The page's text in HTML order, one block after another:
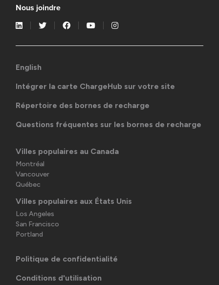
Nous joindre
English
Intégrer la carte ChargeHub sur votre site
Répertoire des bornes de recharge
Questions fréquentes sur les bornes de recharge
Villes populaires au Canada
Montréal
Vancouver
Québec
Villes populaires aux États Unis
Los Angeles
San Francisco
Portland
Politique de confidentialité
Conditions d'utilisation